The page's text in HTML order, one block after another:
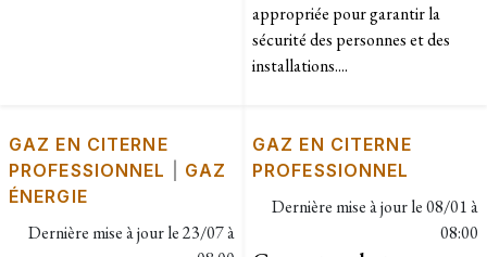
appropriée pour garantir la
sécurité des personnes et des
installations....
GAZ EN CITERNE
PROFESSIONNEL
GAZ
ÉNERGIE
Dernière mise à jour le23/07 à
GAZ EN CITERNE
PROFESSIONNEL
Dernière mise à jour le08/01 à
08:00